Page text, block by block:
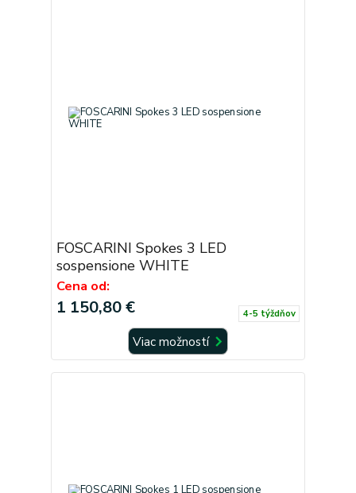
FOSCARINI Spokes 3 LED
sospensione WHITE
Cena od:
1 150,80 € 4-5 týždňov
Viac možností